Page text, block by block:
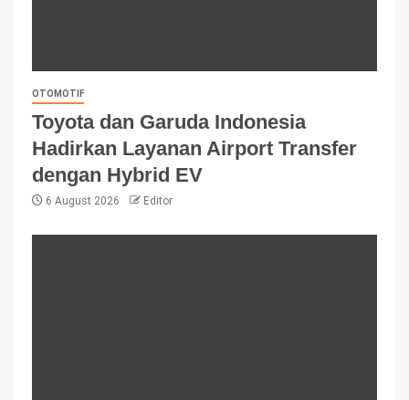
OTOMOTIF
Toyota dan Garuda Indonesia
Hadirkan Layanan Airport Transfer
dengan Hybrid EV
6 August 2026 Editor